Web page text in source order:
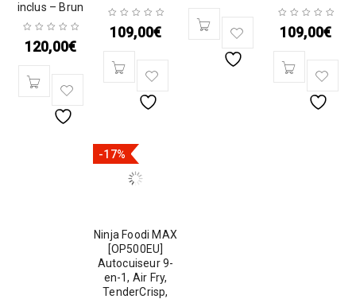
inclus – Brun
120,00€
109,00€ 109,00€
-17%
Ninja Foodi MAX
[OP500EU]
Autocuiseur 9-
en-1, Air Fry,
TenderCrisp,